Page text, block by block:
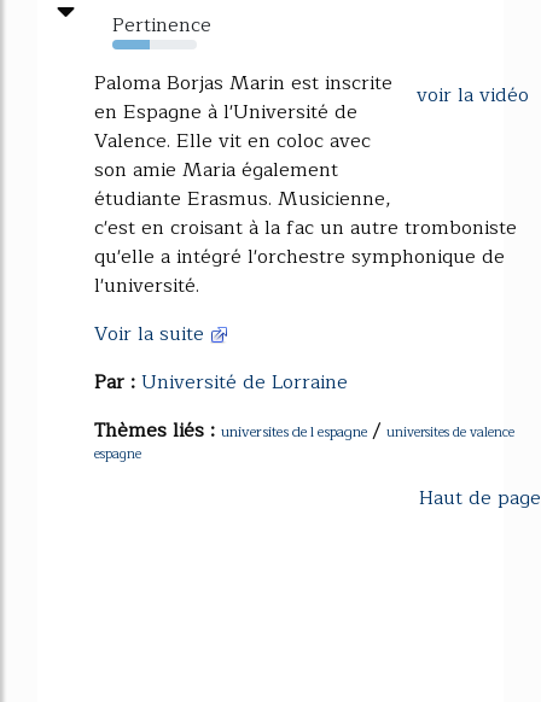
Pertinence
44%
voir la vidéo
Paloma Borjas Marin est inscrite
en Espagne à l'Université de
Valence. Elle vit en coloc avec
son amie Maria également
étudiante Erasmus. Musicienne,
c'est en croisant à la fac un autre tromboniste
qu'elle a intégré l'orchestre symphonique de
l'université.
Voir la suite
Par :Université de Lorraine
Thèmes liés : universites de l espagne / universites de valence
espagne
Haut de page